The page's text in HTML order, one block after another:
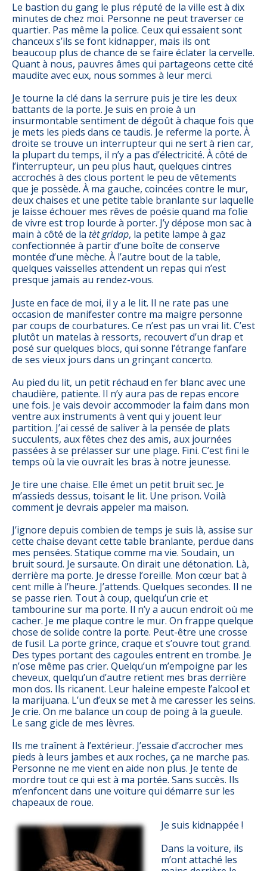
Le bastion du gang le plus réputé de la ville est à dix
minutes de chez moi. Personne ne peut traverser ce
quartier. Pas même la police. Ceux qui essaient sont
chanceux s’ils se font kidnapper, mais ils ont
beaucoup plus de chance de se faire éclater la cervelle.
Quant à nous, pauvres âmes qui partageons cette cité
maudite avec eux, nous sommes à leur merci.
Je tourne la clé dans la serrure puis je tire les deux
battants de la porte. Je suis en proie à un
insurmontable sentiment de dégoût à chaque fois que
je mets les pieds dans ce taudis. Je referme la porte. À
droite se trouve un interrupteur qui ne sert à rien car,
la plupart du temps, il n’y a pas d’électricité. À côté de
l’interrupteur, un peu plus haut, quelques cintres
accrochés à des clous portent le peu de vêtements
que je possède. À ma gauche, coincées contre le mur,
deux chaises et une petite table branlante sur laquelle
je laisse échouer mes rêves de poésie quand ma folie
de vivre est trop lourde à porter. J’y dépose mon sac à
main à côté de la tèt gridap, la petite lampe à gaz
confectionnée à partir d’une boîte de conserve
montée d’une mèche. À l’autre bout de la table,
quelques vaisselles attendent un repas qui n’est
presque jamais au rendez-vous.
Juste en face de moi, il y a le lit. Il ne rate pas une
occasion de manifester contre ma maigre personne
par coups de courbatures. Ce n’est pas un vrai lit. C’est
plutôt un matelas à ressorts, recouvert d’un drap et
posé sur quelques blocs, qui sonne l’étrange fanfare
de ses vieux jours dans un grinçant concerto.
Au pied du lit, un petit réchaud en fer blanc avec une
chaudière, patiente. Il n’y aura pas de repas encore
une fois. Je vais devoir accommoder la faim dans mon
ventre aux instruments à vent qui y jouent leur
partition. J’ai cessé de saliver à la pensée de plats
succulents, aux fêtes chez des amis, aux journées
passées à se prélasser sur une plage. Fini. C’est fini le
temps où la vie ouvrait les bras à notre jeunesse.
Je tire une chaise. Elle émet un petit bruit sec. Je
m’assieds dessus, toisant le lit. Une prison. Voilà
comment je devrais appeler ma maison.
J’ignore depuis combien de temps je suis là, assise sur
cette chaise devant cette table branlante, perdue dans
mes pensées. Statique comme ma vie. Soudain, un
bruit sourd. Je sursaute. On dirait une détonation. Là,
derrière ma porte. Je dresse l’oreille. Mon cœur bat à
cent mille à l’heure. J’attends. Quelques secondes. Il ne
se passe rien. Tout à coup, quelqu’un crie et
tambourine sur ma porte. Il n’y a aucun endroit où me
cacher. Je me plaque contre le mur. On frappe quelque
chose de solide contre la porte. Peut-être une crosse
de fusil. La porte grince, craque et s’ouvre tout grand.
Des types portant des cagoules entrent en trombe. Je
n’ose même pas crier. Quelqu’un m’empoigne par les
cheveux, quelqu’un d’autre retient mes bras derrière
mon dos. Ils ricanent. Leur haleine empeste l’alcool et
la marijuana. L’un d’eux se met à me caresser les seins.
Je crie. On me balance un coup de poing à la gueule.
Le sang gicle de mes lèvres.
Ils me traînent à l’extérieur. J’essaie d’accrocher mes
pieds à leurs jambes et aux roches, ça ne marche pas.
Personne ne me vient en aide non plus. Je tente de
mordre tout ce qui est à ma portée. Sans succès. Ils
m’enfoncent dans une voiture qui démarre sur les
chapeaux de roue.
Je suis kidnappée !
Dans la voiture, ils
m’ont attaché les